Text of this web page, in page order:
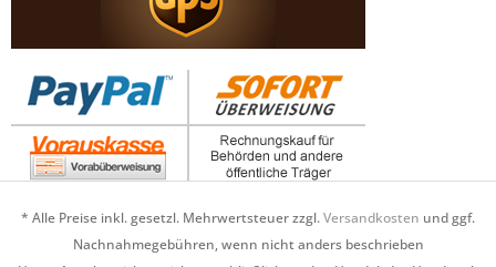
* Alle Preise inkl. gesetzl. Mehrwertsteuer zzgl.Versandkosten und ggf.
Nachnahmegebühren, wenn nicht anders beschrieben